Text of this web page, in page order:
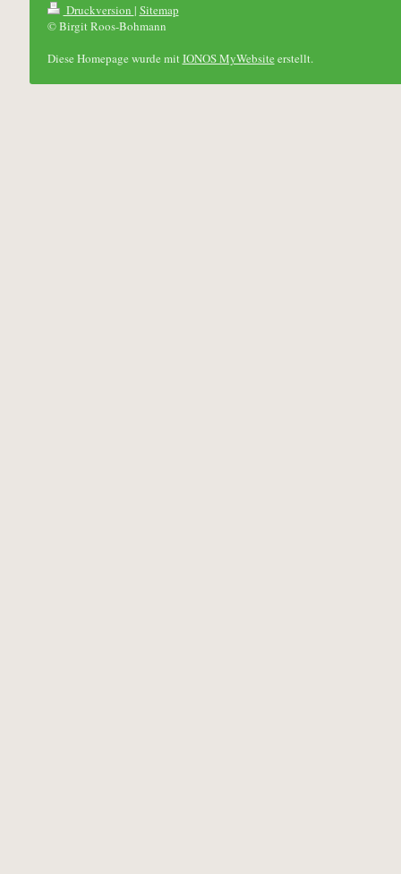
Druckversion | Sitemap
© Birgit Roos-Bohmann
Diese Homepage wurde mit IONOS MyWebsite erstellt.